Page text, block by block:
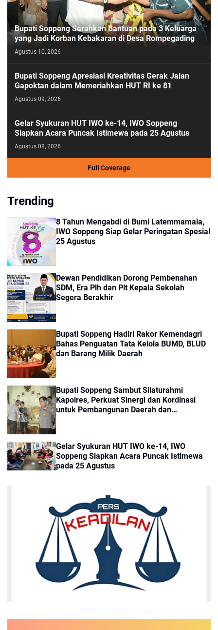
Bupati Soppeng Serahkan Bantuan pada 3 Keluarga
yang Jadi Korban Kebakaran di Desa Rompegading
Agustus 10, 2026
Bupati Soppeng Apresiasi Kreativitas Gerak Jalan
Gapoktan dalam Memeriahkan HUT RI ke 81
Agustus 09, 2026
Gelar Syukuran HUT IWO ke-14, IWO Soppeng
Siapkan Acara Puncak Istimewa pada 25 Agustus
Agustus 08, 2026
Full Coverage
Trending
8 Tahun Mengabdi di Bumi Latemmamala,
IWO Soppeng Siap Gelar Peringatan Spesial
25 Agustus
Dewan Pendidikan Dorong Pembenahan
SDM, Era Plh dan Plt Kepala Sekolah
Segera Berakhir
Bupati Soppeng Hadiri Rakor Kemendagri
Bahas Penguatan Tata Kelola BUMD, BLUD
dan Barang Milik Daerah
Bupati Soppeng Sambut Silaturahmi
Kapolres, Perkuat Sinergi dan Kordinasi
untuk Pembangunan Daerah dan
Gelar Syukuran HUT IWO ke-14, IWO
Soppeng Siapkan Acara Puncak Istimewa
pada 25 Agustus